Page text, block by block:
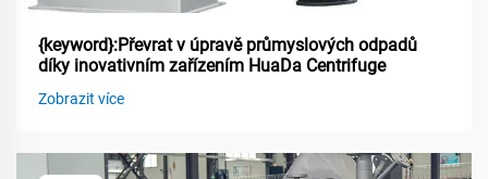
{keyword}:Převrat v úpravě průmyslových odpadů
díky inovativním zařízením HuaDa Centrifuge
Zobrazit více